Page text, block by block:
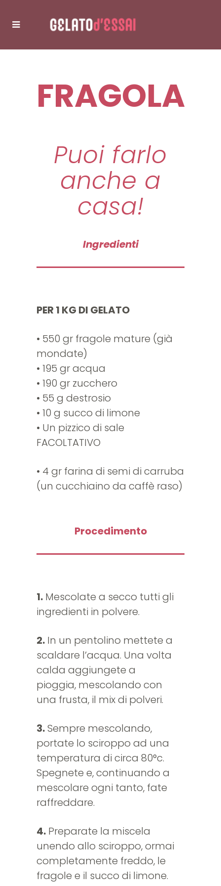
FRAGOLA
Puoi farlo
anche a
casa!
Ingredienti
PER 1 KG DI GELATO
• 550 gr fragole mature (già
mondate)
• 195 gr acqua
• 190 gr zucchero
• 55 g destrosio
• 10 g succo di limone
• Un pizzico di sale
FACOLTATIVO
• 4 gr farina di semi di carruba
(un cucchiaino da caffè raso)
Procedimento
1. Mescolate a secco tutti gli
ingredienti in polvere.
2. In un pentolino mettete a
scaldare l’acqua. Una volta
calda aggiungete a
pioggia, mescolando con
una frusta, il mix di polveri.
3.Sempre mescolando,
portate lo sciroppo ad una
temperatura di circa 80°c.
Spegnete e, continuando a
mescolare ogni tanto, fate
raffreddare.
4. Preparate la miscela
unendo allo sciroppo, ormai
completamente freddo, le
fragole e il succo di limone.